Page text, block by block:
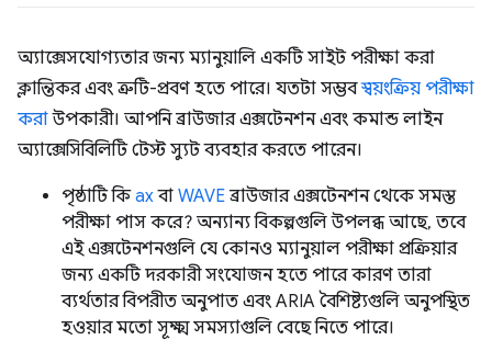
অ্যাক্সেসযোগ্যতার জন্য ম্যানুয়ালি একটি সাইট পরীক্ষা করা
ক্লান্তিকর এবং ত্রুটি-প্রবণ হতে পারে। যতটা সম্ভবস্বয়ংক্রিয় পরীক্ষা
করাউপকারী। আপনি ব্রাউজার এক্সটেনশন এবং কমান্ড লাইন
অ্যাক্সেসিবিলিটি টেস্ট স্যুট ব্যবহার করতে পারেন।
পৃষ্ঠাটি কিaxবা WAVE ব্রাউজার এক্সটেনশন থেকে সমস্ত
পরীক্ষা পাস করে? অন্যান্য বিকল্পগুলি উপলব্ধ আছে, তবে
এই এক্সটেনশনগুলি যে কোনও ম্যানুয়াল পরীক্ষা প্রক্রিয়ার
জন্য একটি দরকারী সংযোজন হতে পারে কারণ তারা
ব্যর্থতার বিপরীত অনুপাত এবং ARIA বৈশিষ্ট্যগুলি অনুপস্থিত
হওয়ার মতো সূক্ষ্ম সমস্যাগুলি বেছে নিতে পারে।